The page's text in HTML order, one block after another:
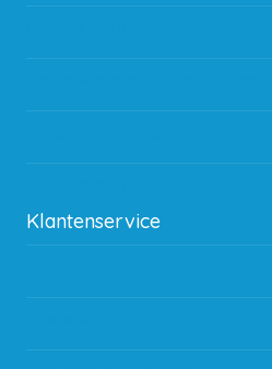
Klantenservice